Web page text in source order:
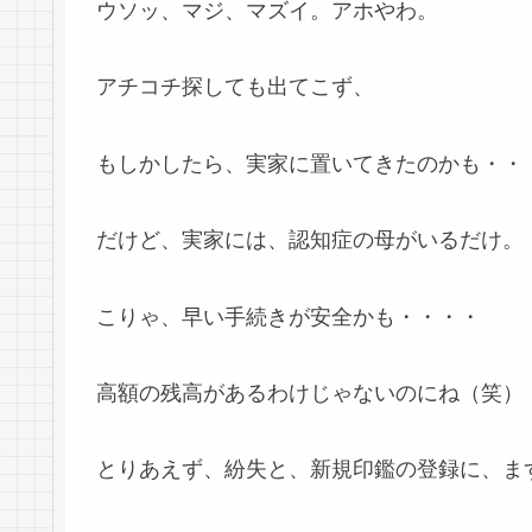
ウソッ、マジ、マズイ。アホやわ。
アチコチ探しても出てこず、
もしかしたら、実家に置いてきたのかも・・
だけど、実家には、認知症の母がいるだけ。
こりゃ、早い手続きが安全かも・・・・
高額の残高があるわけじゃないのにね（笑）
とりあえず、紛失と、新規印鑑の登録に、ま